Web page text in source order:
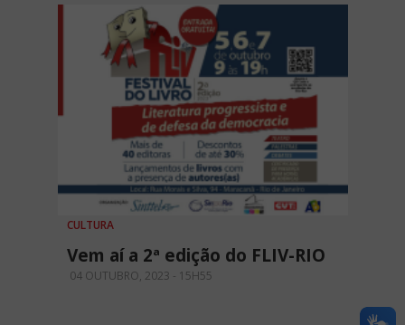
CULTURA
Vem aí a 2ª edição do FLIV-RIO
04 OUTUBRO, 2023 - 15H55